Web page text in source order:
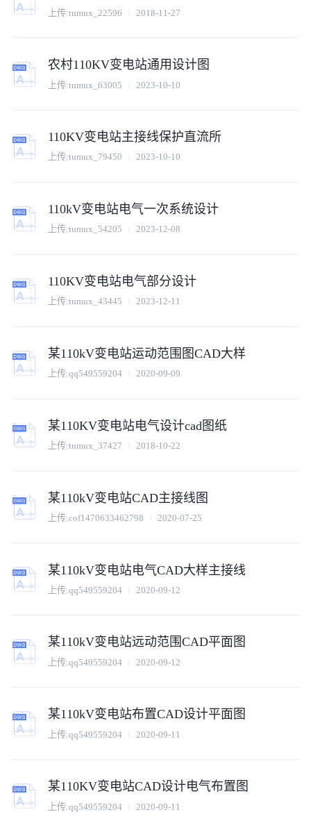
上传:tumux_22596 2018-11-27
农村110KV变电站通用设计图
上传:tumux_63005 2023-10-10
110KV变电站主接线保护直流所
上传:tumux_79450 2023-10-10
110kV变电站电气一次系统设计
上传:tumux_54205 2023-12-08
110KV变电站电气部分设计
上传:tumux_43445 2023-12-11
某110kV变电站运动范围图CAD大样
上传:qq549559204 2020-09-09
某110KV变电站电气设计cad图纸
上传:tumux_37427 2018-10-22
某110kV变电站CAD主接线图
上传:cof1470633462798 2020-07-25
某110kV变电站电气CAD大样主接线
上传:qq549559204 2020-09-12
某110kV变电站远动范围CAD平面图
上传:qq549559204 2020-09-12
某110kV变电站布置CAD设计平面图
上传:qq549559204 2020-09-11
某110KV变电站CAD设计电气布置图
上传:qq549559204 2020-09-11